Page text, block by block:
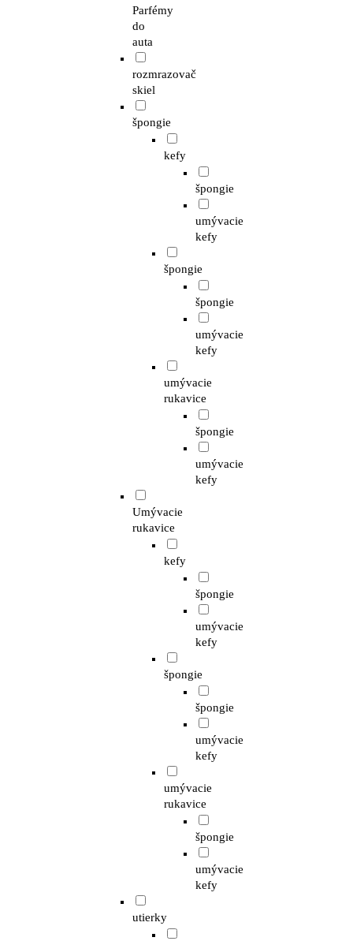
Parfémy
do
auta
rozmrazovač
skiel
špongie
kefy
špongie
umývacie
kefy
špongie
špongie
umývacie
kefy
umývacie
rukavice
špongie
umývacie
kefy
Umývacie
rukavice
kefy
špongie
umývacie
kefy
špongie
špongie
umývacie
kefy
umývacie
rukavice
špongie
umývacie
kefy
utierky